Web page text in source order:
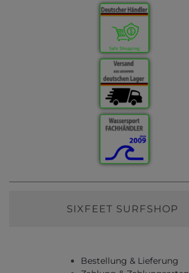
SIXFEET SURFSHOP
Bestellung & Lieferung